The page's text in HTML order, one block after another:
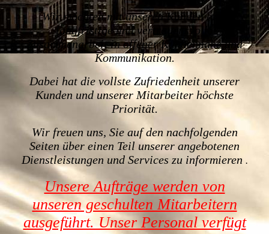
Wir möchten mit unseren Kunden eine
langfristige und vertrauensvolle
Zusammenarbeit in offener Kundennähe und
Kommunikation.
Dabei hat die vollste Zufriedenheit unserer
Kunden und unserer Mitarbeiter höchste
Priorität.
Wir freuen uns, Sie auf den nachfolgenden
Seiten über einen Teil unserer angebotenen
Dienstleistungen und Services zu informieren .
Unsere Aufträge werden von
unseren geschulten Mitarbeitern
ausgeführt. Unser Personal verfügt